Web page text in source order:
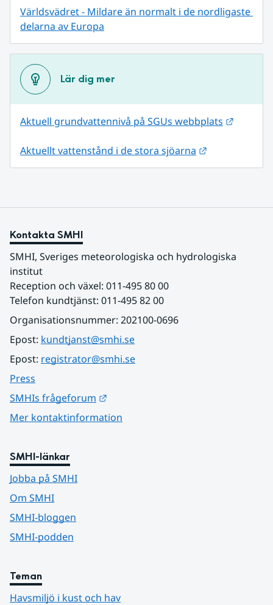
Världsvädret - Mildare än normalt i de nordligaste
delarna av Europa
Lär dig mer
Aktuell grundvattennivå på SGUs webbplats
Aktuellt vattenstånd i de stora sjöarna
Kontakta SMHI
SMHI, Sveriges meteorologiska och hydrologiska
institut
Reception och växel: 011-495 80 00
Telefon kundtjänst: 011-495 82 00
Organisationsnummer: 202100-0696
Epost: kundtjanst@smhi.se
Epost: registrator@smhi.se
Press
SMHIs frågeforum
Mer kontaktinformation
SMHI-länkar
Jobba på SMHI
Om SMHI
SMHI-bloggen
SMHI-podden
Teman
Havsmiljö i kust och hav